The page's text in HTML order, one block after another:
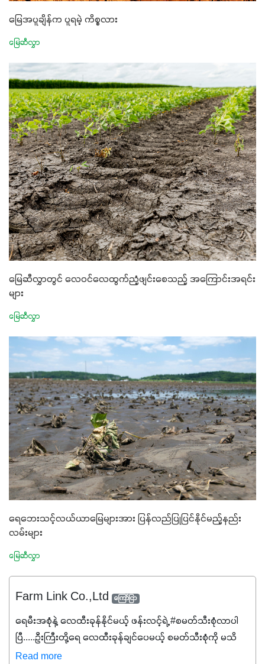
မြေအပူချိန်က ပူရမဲ့ ကိစ္စလား
မြေဆီလွှာ
မြေဆီလွှာတွင် လေဝင်လေထွက်ညံ့ဖျင်းစေသည့် အကြောင်းအရင်း
များ
မြေဆီလွှာ
ရေဘေးသင့်လယ်ယာမြေများအား ပြန်လည်ပြုပြင်နိုင်မည့်နည်း
လမ်းများ
မြေဆီလွှာ
Farm Link Co.,Ltd ကြော်ငြာ
ရေမီးအစုံနဲ့ လေထီးခုန်နိုင်မယ့် ဖန်းလင့်ရဲ့ #စမတ်သီးစုံလာပါ
ပြီ.....ဦးကြီးတို့ရေ ‌လေထီးခုန်ချင်ပေမယ့် စမတ်သီးစုံကို မသိ
သေးရင်တော့ ဒီစာလေးကို ဆက်ဖတ်‌ပေးပါ #စမတ်သီးစုံဆိုတာ
Read more